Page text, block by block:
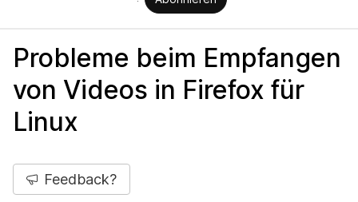
Probleme beim Empfangen
von Videos in Firefox für
Linux
Feedback?